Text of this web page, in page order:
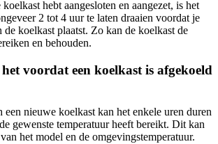
hebt aangesloten en aangezet, is het
2 tot 4 uur te laten draaien voordat je
koelkast plaatst. Zo kan de koelkast de
en behouden.
voordat een koelkast is afgekoeld
een nieuwe koelkast kan het enkele uren duren
gewenste temperatuur heeft bereikt. Dit kan
het model en de omgevingstemperatuur.